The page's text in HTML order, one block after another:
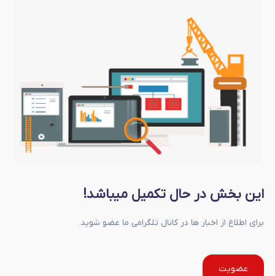
این بخش در حال تکمیل میباشد!
برای اطلاع از اخبار ها در کانال تلگرامی ما عضو شوید
عضویت